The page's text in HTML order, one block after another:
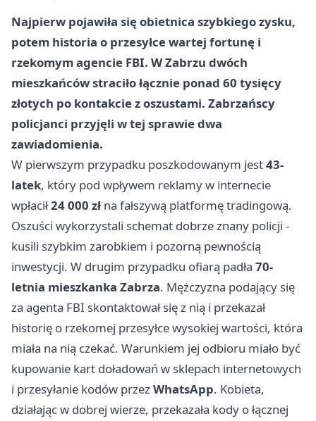
Najpierw pojawiła się obietnica szybkiego zysku,
potem historia o przesyłce wartej fortunę i
rzekomym agencie FBI. W Zabrzu dwóch
mieszkańców straciło łącznie ponad 60 tysięcy
złotych po kontakcie z oszustami. Zabrzańscy
policjanci przyjęli w tej sprawie dwa
zawiadomienia.
W pierwszym przypadku poszkodowanym jest43-
latek, który pod wpływem reklamy w internecie
wpłacił24 000 zł na fałszywą platformę tradingową.
Oszuści wykorzystali schemat dobrze znany policji -
kusili szybkim zarobkiem i pozorną pewnością
inwestycji. W drugim przypadku ofiarą padła 70-
letnia mieszkanka Zabrza. Mężczyzna podający się
za agenta FBI skontaktował się z nią i przekazał
historię o rzekomej przesyłce wysokiej wartości, która
miała na nią czekać. Warunkiem jej odbioru miało być
kupowanie kart doładowań w sklepach internetowych
i przesyłanie kodów przezWhatsApp. Kobieta,
działając w dobrej wierze, przekazała kody o łącznej